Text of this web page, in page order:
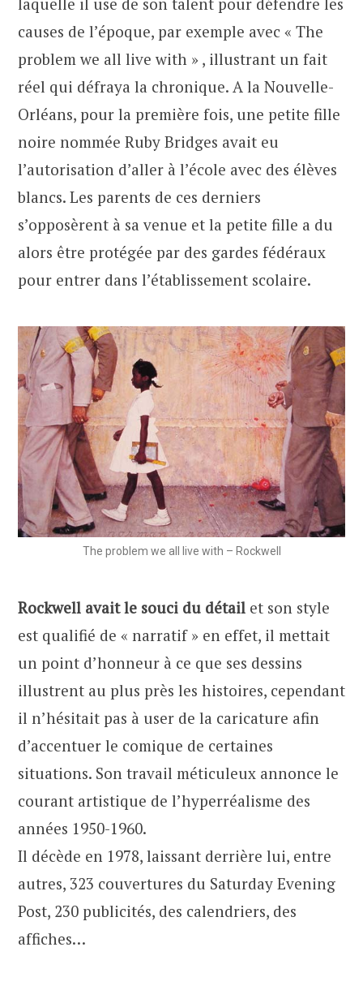
causes de l’époque, par exemple avec « The
problem we all live with » , illustrant un fait
réel qui défraya la chronique. A la Nouvelle-
Orléans, pour la première fois, une petite fille
noire nommée Ruby Bridges avait eu
l’autorisation d’aller à l’école avec des élèves
blancs. Les parents de ces derniers
s’opposèrent à sa venue et la petite fille a du
alors être protégée par des gardes fédéraux
pour entrer dans l’établissement scolaire.
The problem we all live with – Rockwell
Rockwell avait le souci du détail et son style
est qualifié de « narratif » en effet, il mettait
un point d’honneur à ce que ses dessins
illustrent au plus près les histoires, cependant
il n’hésitait pas à user de la caricature afin
d’accentuer le comique de certaines
situations. Son travail méticuleux annonce le
courant artistique de l’hyperréalisme des
années 1950-1960.
Il décède en 1978, laissant derrière lui, entre
autres, 323 couvertures du Saturday Evening
Post, 230 publicités, des calendriers, des
affiches…